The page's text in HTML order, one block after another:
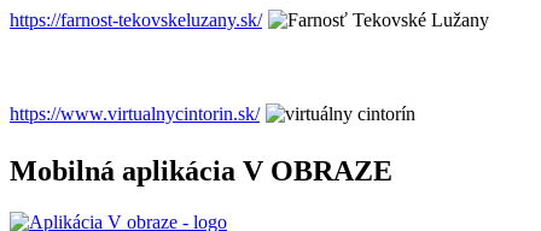
https://farnost-tekovskeluzany.sk/
https://www.virtualnycintorin.sk/
Mobilná aplikácia V OBRAZE